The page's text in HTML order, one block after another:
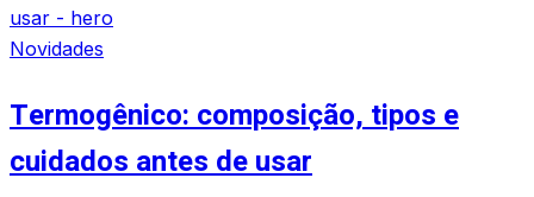
Novidades
Termogênico: composição, tipos e
cuidados antes de usar